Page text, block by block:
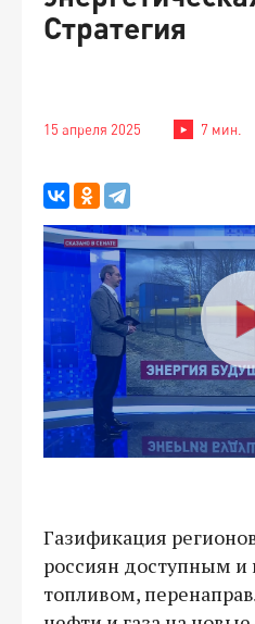
Стратегия
15 апреля 2025 7 мин.
Газификация
россиян доступным
топливом,